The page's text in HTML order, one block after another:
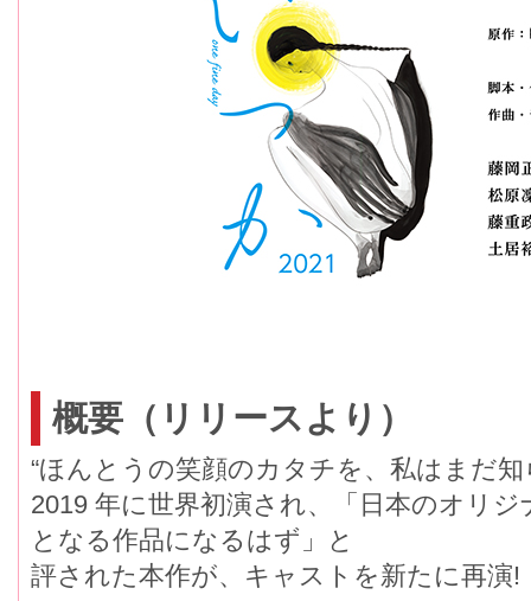
概要（リリースより）
“ほんとうの笑顔のカタチを、私はまだ知
2019 年に世界初演され、「日本のオリ
となる作品になるはず」と
評された本作が、キャストを新たに再演!